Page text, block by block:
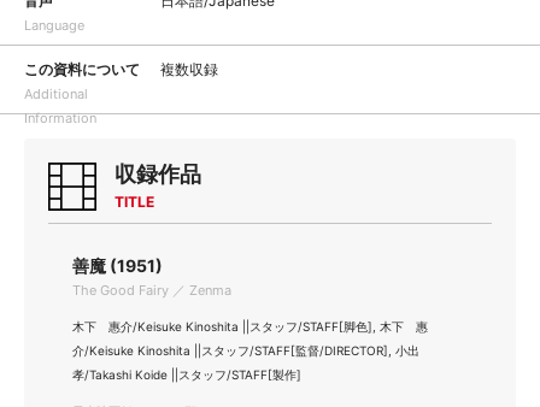
Language
この資料について
Additional
Information
複数収録
収録作品
TITLE
善魔 (1951)
The Good Fairy ／ Zenma
木下 惠介/Keisuke Kinoshita ||スタッフ/STAFF[脚色], 木下 惠
介/Keisuke Kinoshita ||スタッフ/STAFF[監督/DIRECTOR], 小出
孝/Takashi Koide ||スタッフ/STAFF[製作]